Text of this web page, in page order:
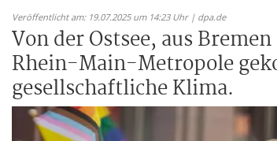
Veröffentlicht am: 19.07.2025 um 14:23 Uhr | dpa.de
Von der Ostsee, aus
Rhein-Main-Metropole
gesellschaftliche Klima.